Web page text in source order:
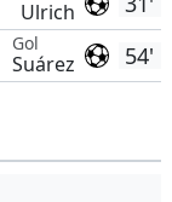
Ulrich
54'
Gol
Suárez